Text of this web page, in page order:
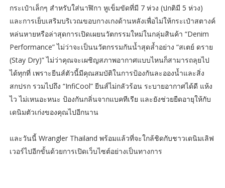
กระเป๋าเล็กๆ สำหรับใส่นาฬิกา หูเข็มขัดที่มี 7 ห่วง (ปกติมี 5 ห่วง)
และการเย็บเสริมบริเวณขอบกางเกงด้านหลังเพื่อไม่ให้กระเป๋าสตางค์
หล่นหายหรือล่าสุดการเปิดเผยนวัตกรรมใหม่ในกลุ่มสินค้า “Denim
Performance” ไม่ว่าจะเป็นนวัตกรรมกันน้ำสุดล้ำอย่าง “สเตย์ ดราย
(Stay Dry)” ไม่ว่าคุณจะเผชิญสภาพอากาศแบบไหนก็สามารถลุยไป
ได้ทุกที่ เพราะยีนส์ตัวนี้มีคุณสมบัติในการป้องกันละอองน้ำและสิ่ง
สกปรก รวมไปถึง “InfiCool” ยีนส์ไม่กลัวร้อน ระบายอากาศได้ดี แห้ง
ไว ไม่เหนอะหนะ ป้องกันกลิ่นจากแบคทีเรีย และยังช่วยยืดอายุให้กับ
เดนิมตัวเก่งของคุณไปอีกนาน
และวันนี้ Wrangler Thailand พร้อมแล้วที่จะใกล้ชิดกับชาวเดนิมเลิฟ
เวอร์ไปอีกขั้นด้วยการเปิดเว็บไซต์อย่างเป็นทางการ